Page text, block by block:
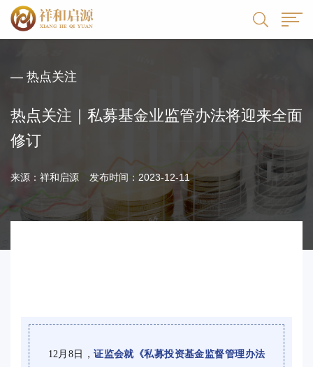
— 热点关注
热点关注｜私募基金业监管办法将迎来全面
修订
来源：祥和启源 发布时间：2023-12-11
12月8日，证监会就《私募投资基金监督管理办法